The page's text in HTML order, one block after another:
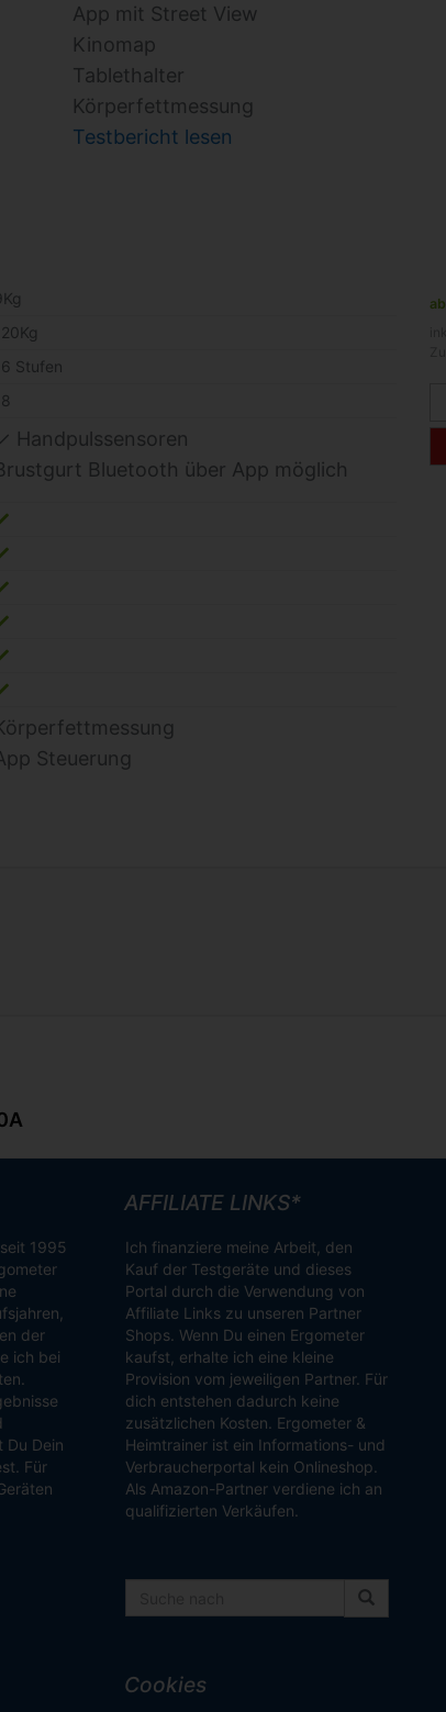
App mit Street View
Kinomap
Tablethalter
Körperfettmessung
Testbericht lesen
ab
Stufen
Handpulssensoren
Bluetooth über App möglich
Steuerung
1995
der
ich bei
Du Dein
Für
AFFILIATE LINKS*
Ich finanziere meine Arbeit, den
Kauf der Testgeräte und dieses
Portal durch die Verwendung von
Affiliate Links zu unseren Partner
Shops. Wenn Du einen Ergometer
kaufst, erhalte ich eine kleine
Provision vom jeweiligen Partner. Für
dich entstehen dadurch keine
zusätzlichen Kosten. Ergometer &
Heimtrainer ist ein Informations- und
Verbraucherportal kein Onlineshop.
Als Amazon-Partner verdiene ich an
qualifizierten Verkäufen.
Cookies